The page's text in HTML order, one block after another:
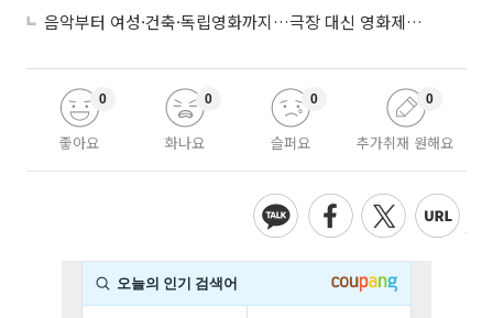
음악부터 여성·건축·독립영화까지…극장 대신 영화제로 즐기는 스크린 여행
좋아요
0
화나요
0
슬퍼요
0
추가취재 원해요
0